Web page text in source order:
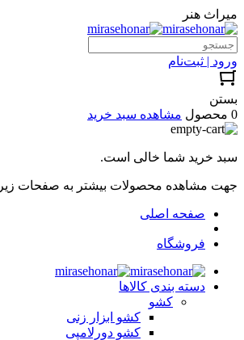
میراث هنر
ورود | ثبت‌نام
بستن
0 محصول
مشاهده سبد خرید
سبد خرید شما خالی است.
جهت مشاهده محصولات بیشتر به صفحات زیر
صفحه اصلی
فروشگاه
دسته بندی کالاها
کشو
کشو ابزار زنی
کشو دورلامپی